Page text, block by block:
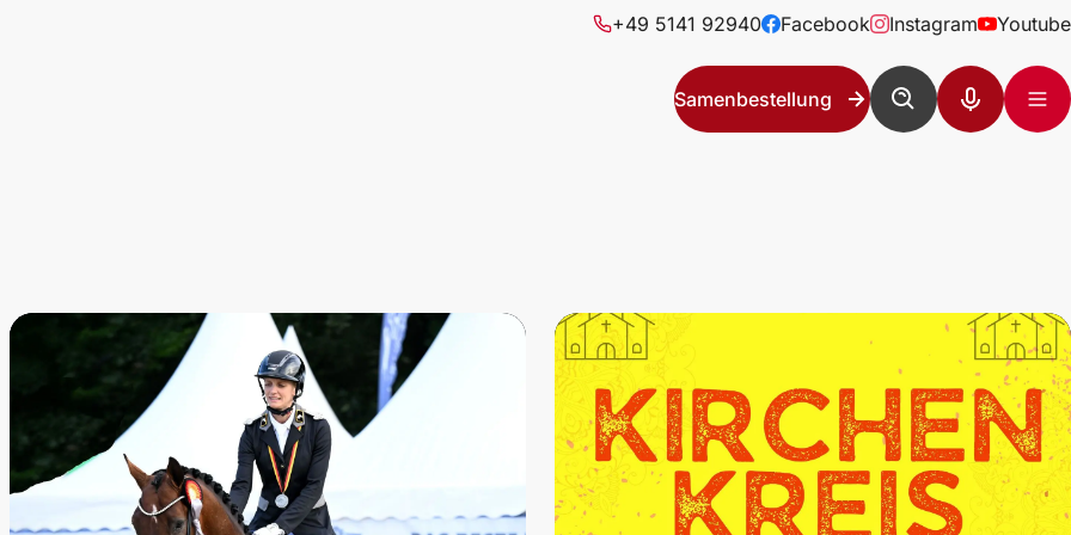
+49 5141 92940 Facebook Instagram Youtube
Samenbestellung